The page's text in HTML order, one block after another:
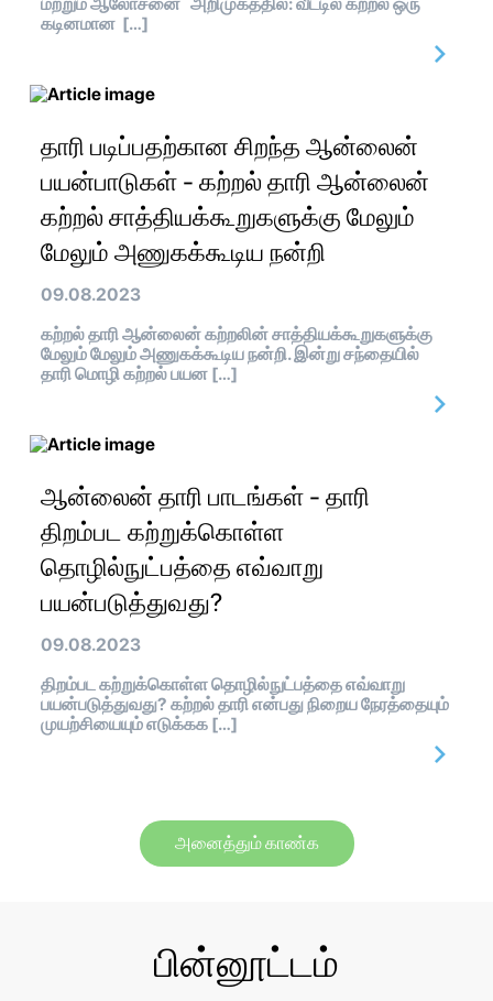
கடினமான […]
தாரி படிப்பதற்கான சிறந்த ஆன்லைன்
பயன்பாடுகள் - கற்றல் தாரி ஆன்லைன்
கற்றல் சாத்தியக்கூறுகளுக்கு மேலும்
மேலும் அணுகக்கூடிய நன்றி
09.08.2023
கற்றல் தாரி ஆன்லைன் கற்றலின் சாத்தியக்கூறுகளுக்கு
மேலும் மேலும் அணுகக்கூடிய நன்றி. இன்று சந்தையில்
தாரி மொழி கற்றல் பயன […]
ஆன்லைன் தாரி பாடங்கள் - தாரி
திறம்பட கற்றுக்கொள்ள
தொழில்நுட்பத்தை எவ்வாறு
பயன்படுத்துவது?
09.08.2023
திறம்பட கற்றுக்கொள்ள தொழில்நுட்பத்தை எவ்வாறு
பயன்படுத்துவது? கற்றல் தாரி என்பது நிறைய நேரத்தையும்
முயற்சியையும் எடுக்கக […]
அனைத்தும் காண்க
பின்னூட்டம்